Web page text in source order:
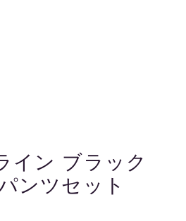
イン ブラック
ンツセット